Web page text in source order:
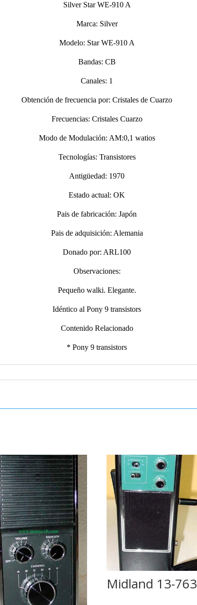
Silver Star WE-910 A
Marca: Silver
Modelo: Star WE-910 A
Bandas: CB
Canales: 1
Obtención de frecuencia por: Cristales de Cuarzo
Frecuencias: Cristales Cuarzo
Modo de Modulación: AM:0,1 watios
Tecnologías: Transistores
Antigüedad: 1970
Estado actual: OK
Pais de fabricación: Japón
Pais de adquisición: Alemania
Donado por: ARL100
Observaciones:
Pequeño walki. Elegante.
Idéntico al Pony 9 transistors
Contenido Relacionado
* Pony 9 transistors
Midland 13-763